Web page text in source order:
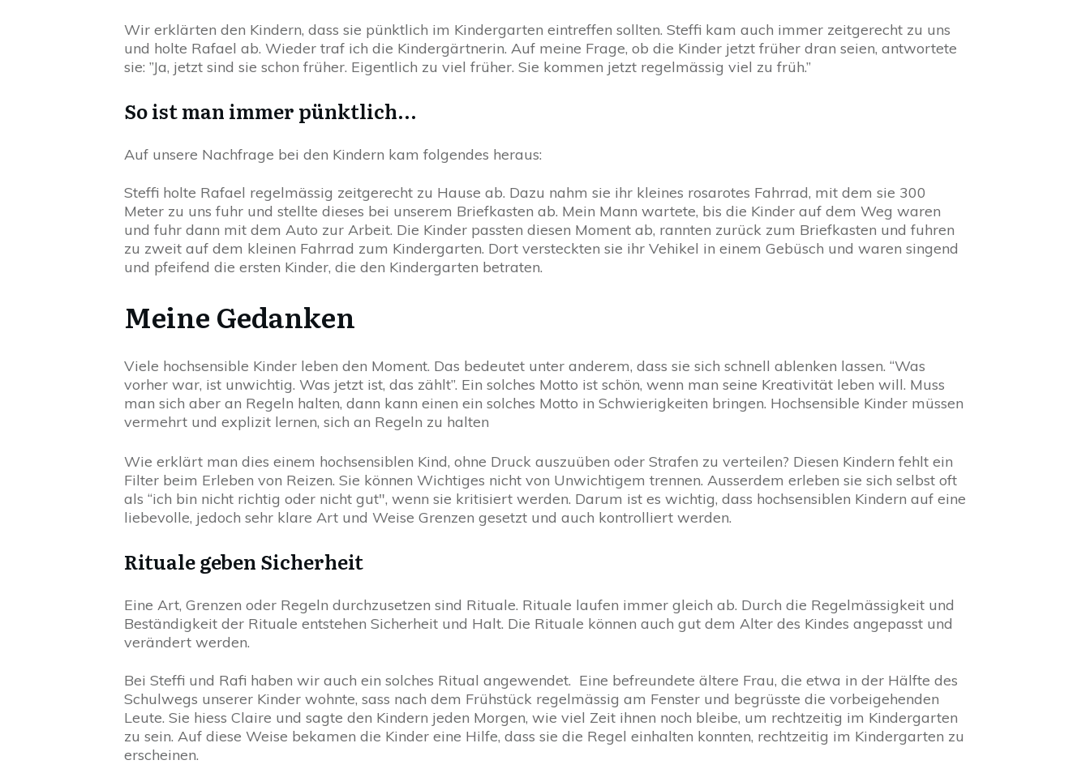
Wir erklärten den Kindern, dass sie pünktlich im Kindergarten eintreffen sollten. Steffi kam auch immer zeitgerecht zu uns
und holte Rafael ab. Wieder traf ich die Kindergärtnerin. Auf meine Frage, ob die Kinder jetzt früher dran seien, antwortete
sie: ”Ja, jetzt sind sie schon früher. Eigentlich zu viel früher. Sie kommen jetzt regelmässig viel zu früh.”
So ist man immer pünktlich...
Auf unsere Nachfrage bei den Kindern kam folgendes heraus:
Steffi holte Rafael regelmässig zeitgerecht zu Hause ab. Dazu nahm sie ihr kleines rosarotes Fahrrad, mit dem sie 300
Meter zu uns fuhr und stellte dieses bei unserem Briefkasten ab. Mein Mann wartete, bis die Kinder auf dem Weg waren
und fuhr dann mit dem Auto zur Arbeit. Die Kinder passten diesen Moment ab, rannten zurück zum Briefkasten und fuhren
zu zweit auf dem kleinen Fahrrad zum Kindergarten. Dort versteckten sie ihr Vehikel in einem Gebüsch und waren singend
und pfeifend die ersten Kinder, die den Kindergarten betraten.
Meine Gedanken
Viele hochsensible Kinder leben den Moment. Das bedeutet unter anderem, dass sie sich schnell ablenken lassen. “Was
vorher war, ist unwichtig. Was jetzt ist, das zählt”. Ein solches Motto ist schön, wenn man seine Kreativität leben will. Muss
man sich aber an Regeln halten, dann kann einen ein solches Motto in Schwierigkeiten bringen. Hochsensible Kinder müssen
vermehrt und explizit lernen, sich an Regeln zu halten
Wie erklärt man dies einem hochsensiblen Kind, ohne Druck auszuüben oder Strafen zu verteilen? Diesen Kindern fehlt ein
Filter beim Erleben von Reizen. Sie können Wichtiges nicht von Unwichtigem trennen. Ausserdem erleben sie sich selbst oft
als “ich bin nicht richtig oder nicht gut", wenn sie kritisiert werden. Darum ist es wichtig, dass hochsensiblen Kindern auf eine
liebevolle, jedoch sehr klare Art und Weise Grenzen gesetzt und auch kontrolliert werden.
Rituale geben Sicherheit
Eine Art, Grenzen oder Regeln durchzusetzen sind Rituale. Rituale laufen immer gleich ab. Durch die Regelmässigkeit und
Beständigkeit der Rituale entstehen Sicherheit und Halt. Die Rituale können auch gut dem Alter des Kindes angepasst und
verändert werden.
Bei Steffi und Rafi haben wir auch ein solches Ritual angewendet. Eine befreundete ältere Frau, die etwa in der Hälfte des
Schulwegs unserer Kinder wohnte, sass nach dem Frühstück regelmässig am Fenster und begrüsste die vorbeigehenden
Leute. Sie hiess Claire und sagte den Kindern jeden Morgen, wie viel Zeit ihnen noch bleibe, um rechtzeitig im Kindergarten
zu sein. Auf diese Weise bekamen die Kinder eine Hilfe, dass sie die Regel einhalten konnten, rechtzeitig im Kindergarten zu
erscheinen.